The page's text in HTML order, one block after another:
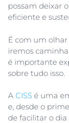
possam deixar
eficiente e
É com um
iremos
é importante
sobre tudo isso.
A CISS é uma
e, desde o
de facilitar o dia